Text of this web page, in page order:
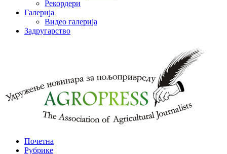
Рекордери
Галерија
Видео галерија
Задругарство
Почетна
Рубрике